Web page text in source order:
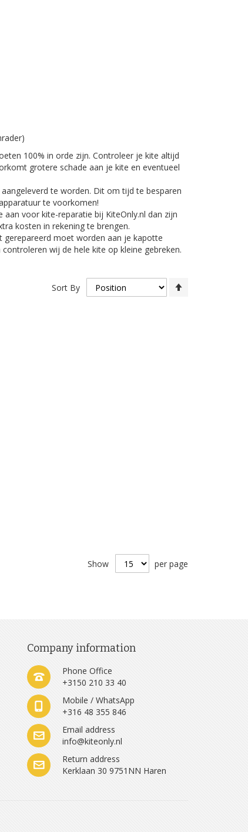
100% in orde zijn. Controleer je kite altijd
grotere schade aan je kite en eventueel
te worden. Dit om tijd te besparen
te voorkomen!
voor kite-reparatie bij KiteOnly.nl dan zijn
kosten in rekening te brengen.
gerepareerd moet worden aan je kapotte
wij de hele kite op kleine gebreken.
Sort By
Show per page
Company information
Phone Office
+3150 210 33 40
Mobile / WhatsApp
+316 48 355 846
Email address
info@kiteonly.nl
Return address
Kerklaan 30 9751NN Haren